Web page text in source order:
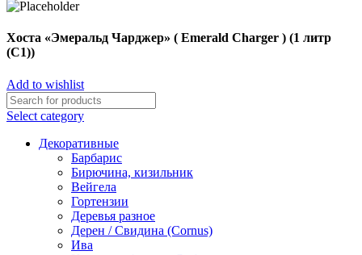
Хоста «Эмеральд Чарджер» ( Emerald Charger ) (1 литр
(С1))
Add to wishlist
Select category
Декоративные
Барбарис
Бирючина, кизильник
Вейгела
Гортензии
Деревья разное
Дерен / Свидина (Cornus)
Ива